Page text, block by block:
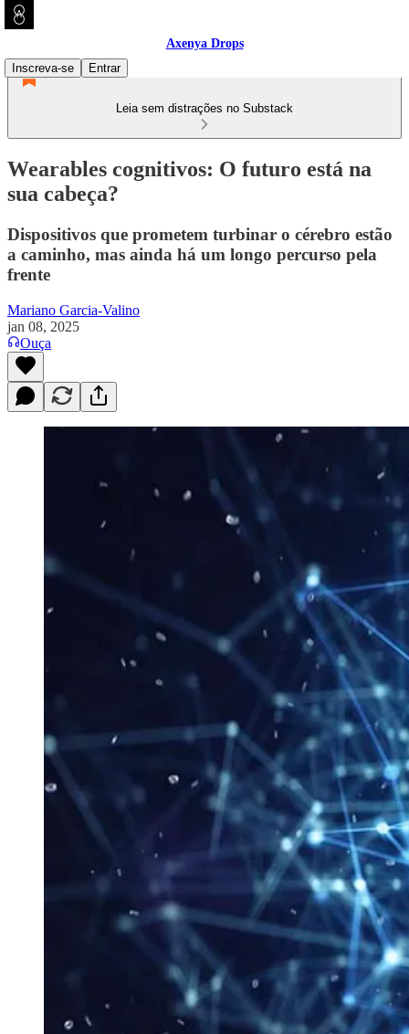
Axenya Drops
Inscreva-se
Entrar
Leia sem distrações no Substack
Wearables cognitivos: O futuro está na
sua cabeça?
Dispositivos que prometem turbinar o cérebro estão
a caminho, mas ainda há um longo percurso pela
frente
Mariano Garcia-Valino
jan 08, 2025
Ouça